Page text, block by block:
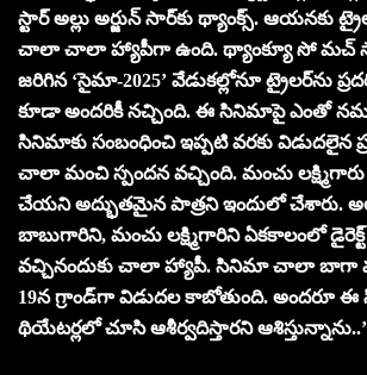
స్టార్ అల్లు అర్జున్ సార్‌కు థ్యాంక్స్. ఆయనకు
చాలా చాలా హ్యాపీగా ఉంది. థ్యాంక్యూ సో మచ్
జరిగిన ‘సైమా-2025’ వేడుకల్లోనూ ట్రైలర్‌ను
కూడా అందరికీ నచ్చింది. ఈ సినిమాపై ఎంతో
సినిమాకు సంబంధించి ఇప్పటి వరకు విడుదలైన
చాలా మంచి స్పందన వచ్చింది. మంచు లక్ష్మిగారు
చేయని అద్భుతమైన పాత్రని ఇందులో
బాబుగారిని, మంచు లక్ష్మిగారిని ఏకకాలంలో
వచ్చినందుకు చాలా హ్యాపీ. సినిమా చాలా బాగా
19న గ్రాండ్‌గా విడుదల కాబోతుంది. అందరూ
థియేటర్లలో చూసి ఆశీర్వదిస్తారని